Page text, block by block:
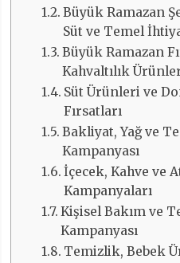
Büyük Ramazan
Süt ve Temel
Büyük Ramazan
Kahvaltılık
Süt Ürünleri ve
Fırsatları
Bakliyat, Yağ ve
Kampanyası
İçecek, Kahve ve
Kampanyaları
Kişisel Bakım ve
Kampanyası
Temizlik, Bebek